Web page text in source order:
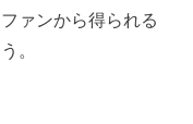
ァンから得られる
。